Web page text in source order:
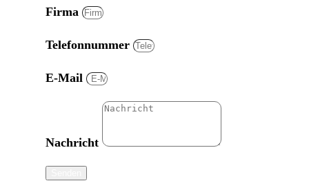
Firma
Telefonnummer
E-Mail
Nachricht